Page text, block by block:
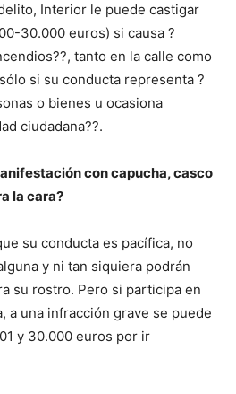
Interior le puede castigar
30.000 euros) si causa ?
tanto en la calle como
si su conducta representa ?
o bienes u ocasiona
ciudadana??.
con capucha, casco
la cara?
su conducta es pacífica, no
y ni tan siquiera podrán
su rostro. Pero si participa en
a una infracción grave se puede
y 30.000 euros por ir